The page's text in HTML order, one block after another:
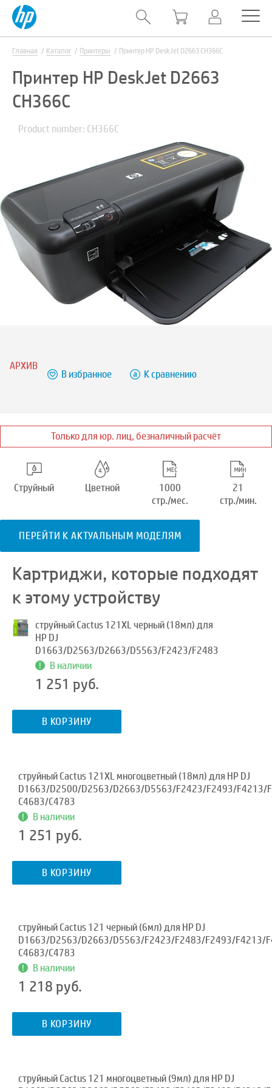
Главная Каталог Принтеры Принтер HP DeskJet D2663 CH366C
Принтер HP DeskJet D2663
CH366C
Product number: CH366C
АРХИВ
В избранное К сравнению
Только для юр. лиц, безналичный расчёт
Струйный Цветной
1000
стр./мес.
21
стр./мин.
ПЕРЕЙТИ К АКТУАЛЬНЫМ МОДЕЛЯМ
Картриджи, которые подходят
к этому устройству
струйный Cactus 121XL черный (18мл) для
HP DJ
D1663/D2563/D2663/D5563/F2423/F2483
В наличии
1 251 руб.
В КОРЗИНУ
струйный Cactus 121XL многоцветный (18мл) для HP DJ
D1663/D2500/D2563/D2663/D5563/F2423/F2493/F4213/
C4683/C4783
В наличии
1 251 руб.
В КОРЗИНУ
струйный Cactus 121 черный (6мл) для HP DJ
D1663/D2563/D2663/D5563/F2423/F2483/F2493/F4213/
C4683/C4783
В наличии
1 218 руб.
В КОРЗИНУ
струйный Cactus 121 многоцветный (9мл) для HP DJ